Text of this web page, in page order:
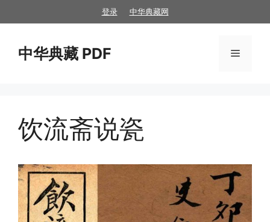
至
登录 中华典藏网
中华典藏 PDF 菜
饮流斋说瓷